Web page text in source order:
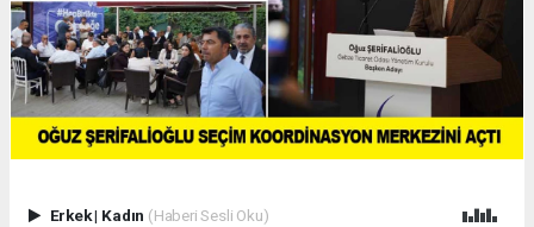
Erkek| Kadın (Haberi Sesli Oku)